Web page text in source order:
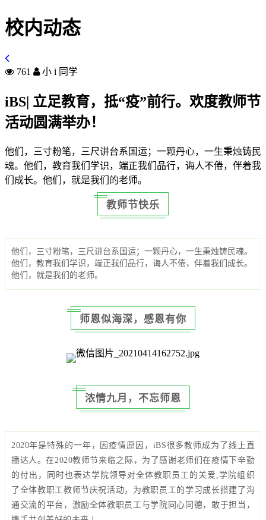
校内动态
761 小 i 同学
iBS| 立足教育，抵“疫”前行。欢度教师节
活动圆满举办！
他们，三寸粉笔，三尺讲台系国运；一颗丹心，一生秉烛铸民
魂。他们，教育我们学识，端正我们品行，诲人不倦，伴着我
们成长。他们，就是我们的老师。
教师节快乐
他们，三寸粉笔，三尺讲台系国运；一颗丹心，一生秉烛铸民魂。
他们，教育我们学识，端正我们品行，诲人不倦，伴着我们成长。
他们，就是我们的老师。
师恩似海深，感恩有你
浓情九月，不忘师恩
2020年是特殊的一年，因疫情原因，iBS很多教师成为了线上直
播达人。在2020教师节来临之际，为了感谢老师们在疫情下辛勤
的付出，同时也表达学院领导对全体教职员工的关爱,学院组织
了全体教职工教师节庆祝活动，为教职员工的学习成长搭建了沟
通交流的平台，激励全体教职员工与学院同心同德，敢于担当，